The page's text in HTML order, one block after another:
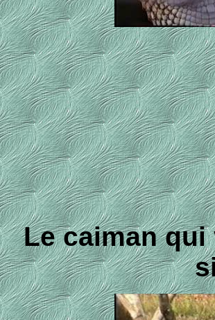
Le caiman